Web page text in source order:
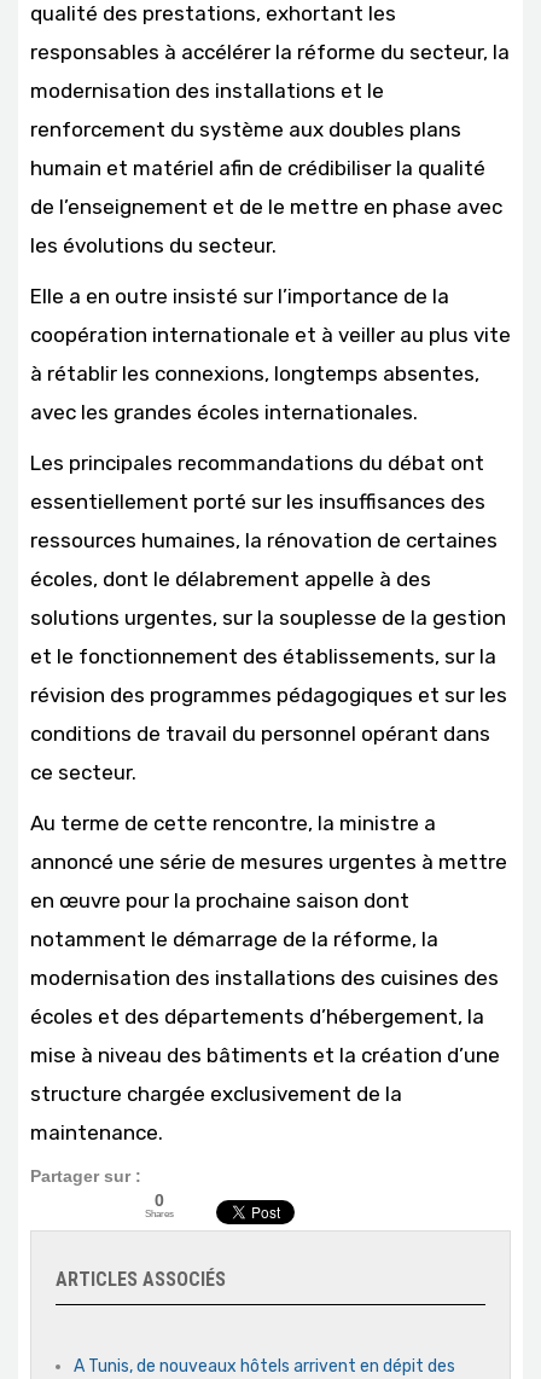
qualité des prestations, exhortant les
responsables à accélérer la réforme du secteur, la
modernisation des installations et le
renforcement du système aux doubles plans
humain et matériel afin de crédibiliser la qualité
de l’enseignement et de le mettre en phase avec
les évolutions du secteur.
Elle a en outre insisté sur l’importance de la
coopération internationale et à veiller au plus vite
à rétablir les connexions, longtemps absentes,
avec les grandes écoles internationales.
Les principales recommandations du débat ont
essentiellement porté sur les insuffisances des
ressources humaines, la rénovation de certaines
écoles, dont le délabrement appelle à des
solutions urgentes, sur la souplesse de la gestion
et le fonctionnement des établissements, sur la
révision des programmes pédagogiques et sur les
conditions de travail du personnel opérant dans
ce secteur.
Au terme de cette rencontre, la ministre a
annoncé une série de mesures urgentes à mettre
en œuvre pour la prochaine saison dont
notamment le démarrage de la réforme, la
modernisation des installations des cuisines des
écoles et des départements d’hébergement, la
mise à niveau des bâtiments et la création d’une
structure chargée exclusivement de la
maintenance.
Partager sur :
0
Shares
ARTICLES ASSOCIÉS
A Tunis, de nouveaux hôtels arrivent en dépit des